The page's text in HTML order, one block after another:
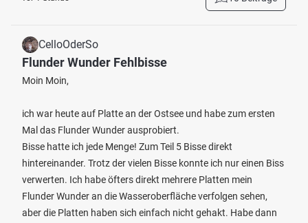
CelloOderSo
Flunder Wunder Fehlbisse
Moin Moin,
ich war heute auf Platte an der Ostsee und habe zum ersten
Mal das Flunder Wunder ausprobiert.
Bisse hatte ich jede Menge! Zum Teil 5 Bisse direkt
hintereinander. Trotz der vielen Bisse konnte ich nur einen Biss
verwerten. Ich habe öfters direkt mehrere Platten mein
Flunder Wunder an die Wasseroberfläche verfolgen sehen,
aber die Platten haben sich einfach nicht gehakt. Habe dann